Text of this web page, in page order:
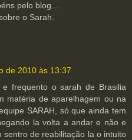
pelo blog....
o Sarah.
de 2010 às 13:37
frequento o sarah de Brasilia
matéria de aparelhagem ou na
SARAH, só que ainda tem
la volta a andar e não e
sentro de reabilitação la o intuito